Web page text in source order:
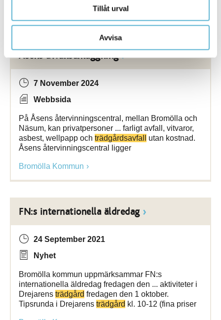
Tillåt urval
Avvisa
Åsens avfallsanläggning
7 November 2024
Webbsida
På Åsens återvinningscentral, mellan Bromölla och
Näsum, kan privatpersoner ... farligt avfall, vitvaror,
asbest, wellpapp och trädgårdsavfall
utan kostnad.
Åsens återvinningscentral ligger
Bromölla Kommun
FN:s internationella äldredag
24 September 2021
Nyhet
Bromölla kommun uppmärksammar FN:s
internationella äldredag fredagen den ... aktiviteter i
Drejarens trädgård fredagen den 1 oktober.
Tipsrunda i Drejarens trädgård kl. 10-12 (fina priser